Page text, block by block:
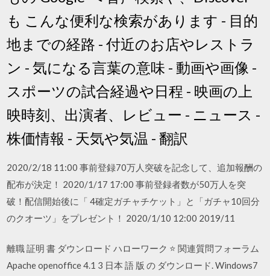
も こんな便利な検索があります - 目的
地までの経路 - 付近のお店やレストラ
ン - 気になる言葉の意味 - 動画や画像 -
スポーツの試合経過や日程 - 映画の上
映時刻、出演者、レビュー - ニュース -
株価情報 - 天気や気温 - 翻訳
2020/2/18 11:00 事前登録70万人突破を記念して、追加報酬の
配布が決定！ 2020/1/17 17:00 事前登録者数が50万人を突
破！配信開始後に「 4確定ガチャチケット」と「ガチャ10回分
のクオーツ」をプレゼント！ 2020/1/10 12:00 2019/11
離職 証明 書 ダウンロード ハローワーク ⭐ 関連質問フォーラム
Apache openoffice 4.1 3 日本 語 版 の ダウンロード. Windows7